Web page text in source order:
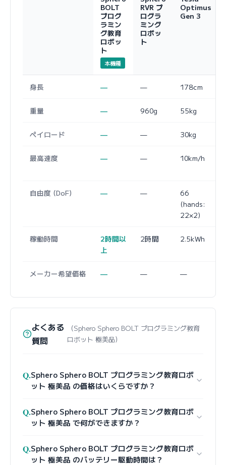
BOLT
プログ
ラミン
グ教育
ロボッ
ト
本機種
RVR プ
ログラ
ミング
ロボッ
ト
Optimus
Gen 3
身長 — — 178cm
重量 — 960g 55kg
ペイロード — — 30kg
最高速度 — — 10km/h
自由度 (DoF) — —
66
(hands:
22×2)
稼働時間
2時間以
上
2時間 2.5kWh
メーカー希望価格 — — —
よくある
質問
（Sphero Sphero BOLT プログラミング教育
ロボット 極美品）
Q.Sphero Sphero BOLT プログラミング教育ロボ
ット 極美品 の価格はいくらですか？
Q.Sphero Sphero BOLT プログラミング教育ロボ
ット 極美品 で何ができますか？
Q.Sphero Sphero BOLT プログラミング教育ロボ
ット 極美品 のバッテリー駆動時間は？